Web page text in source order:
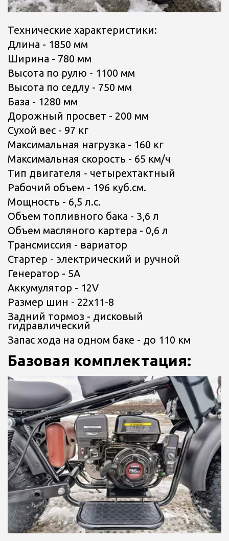
Технические характеристики:
Длина - 1850 мм
Ширина - 780 мм
Высота по рулю - 1100 мм
Высота по седлу - 750 мм
База - 1280 мм
Дорожный просвет - 200 мм
Сухой вес - 97 кг
Максимальная нагрузка - 160 кг
Максимальная скорость - 65 км/ч
Тип двигателя - четырехтактный
Рабочий объем - 196 куб.см.
Мощность - 6,5 л.с.
Объем топливного бака - 3,6 л
Объем масляного картера - 0,6 л
Трансмиссия - вариатор
Стартер - электрический и ручной
Генератор - 5А
Аккумулятор - 12V
Размер шин - 22х11-8
Задний тормоз - дисковый
гидравлический
Запас хода на одном баке - до 110 км
Базовая комплектация: